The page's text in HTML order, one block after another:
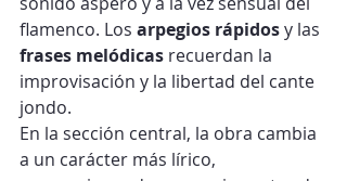
flamenco. Los arpegios rápidos y las
frases melódicas recuerdan la
improvisación y la libertad del cante
jondo.
En la sección central, la obra cambia
a un carácter más lírico,